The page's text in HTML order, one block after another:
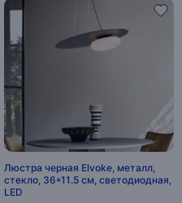
Люстра черная Elvoke, металл,
стекло, 36*11.5 см, светодиодная,
LED